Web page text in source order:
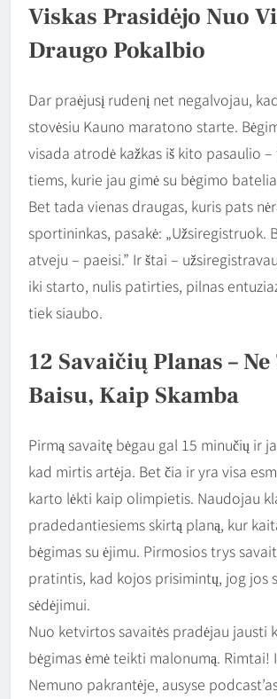
Viskas Prasidėjo Nuo
Draugo Pokalbio
Dar praėjusį rudenį net negalvojau,
stovėsiu Kauno maratono starte.
visada atrodė kažkas iš kito pasaulio
tiems, kurie jau gimė su bėgimo
Bet tada vienas draugas, kuris pats
sportininkas, pasakė: „Užsiregistruok.
atveju – paeisi.” Ir štai –
iki starto, nulis patirties, pilnas
tiek siaubo.
12 Savaičių Planas –
Baisu, Kaip Skamba
Pirmą savaitę bėgau gal 15 minučių ir
kad mirtis artėja. Bet čia ir yra visa
karto lėkti kaip olimpietis. Naudojau
pradedantiesiems skirtą planą, kur
bėgimas su ėjimu. Pirmosios trys
pratintis, kad kojos prisimintų, jog jos
sėdėjimui.
Nuo ketvirtos savaitės pradėjau jausti
bėgimas ėmė teikti malonumą. Rimtai!
Nemuno pakrantėje, ausyse